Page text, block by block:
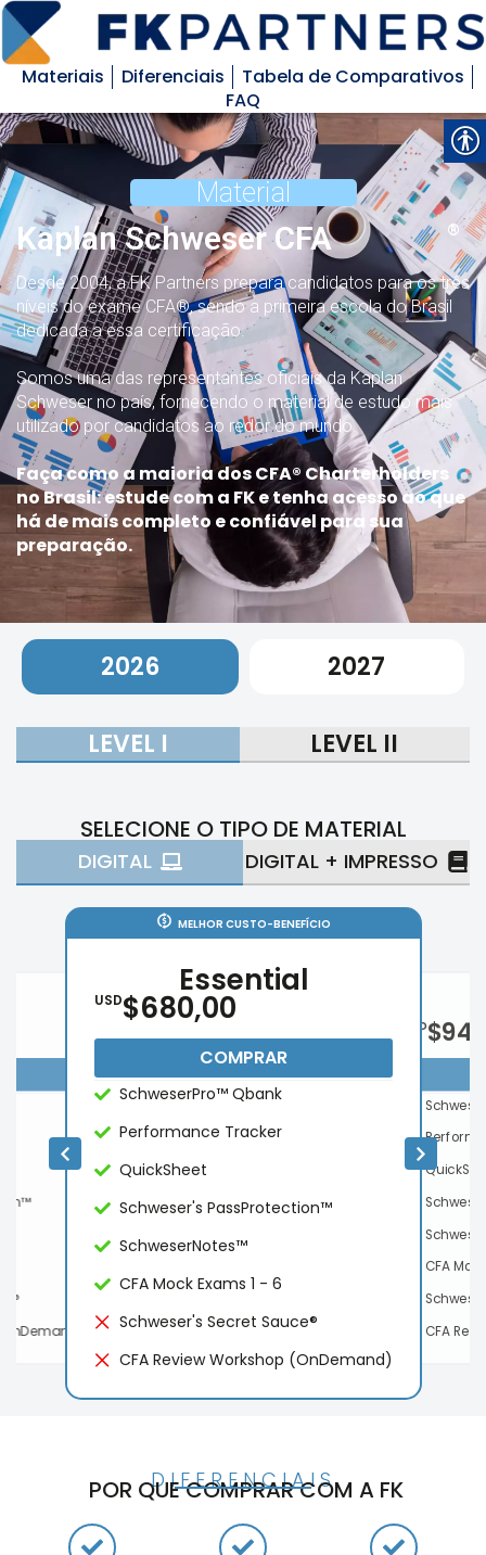
Materiais Diferenciais
Tabela de Comparativos
FAQ
Material
Kaplan Schweser CFA ®
Desde 2004, a FK Partners prepara candidatos para os três
níveis do exame CFA®, sendo a primeira escola do Brasil
dedicada a essa certificação.
Somos uma das representantes oficiais da Kaplan
Schweser no país, fornecendo o material de estudo mais
utilizado por candidatos ao redor do mundo.
Faça como a maioria dos CFA® Charterholders
no Brasil: estude com a FK e tenha acesso ao que
há de mais completo e confiável para sua
preparação.
2026 2027
LEVEL I LEVEL II
SELECIONE O TIPO DE MATERIAL
DIGITAL DIGITAL + IMPRESSO
MELHOR CUSTO-BENEFÍCIO
Essential
USD$680,00
COMPRAR
SchweserPro™ Qbank
Performance Tracker
QuickSheet
Schweser's PassProtection™
SchweserNotes™
CFA Mock Exams 1 - 6
Schweser's Secret Sauce®
CFA Review Workshop (OnDemand)
USD
CFA
CFA
DIFERENCIAIS
POR QUE COMPRAR COM A FK